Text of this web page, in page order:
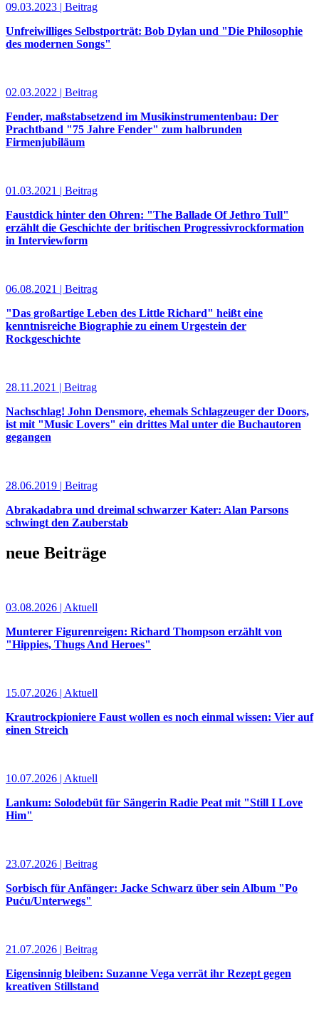
09.03.2023 | Beitrag
Unfreiwilliges Selbstporträt: Bob Dylan und "Die Philosophie
des modernen Songs"
02.03.2022 | Beitrag
Fender, maßstabsetzend im Musikinstrumentenbau: Der
Prachtband "75 Jahre Fender" zum halbrunden
Firmenjubiläum
01.03.2021 | Beitrag
Faustdick hinter den Ohren: "The Ballade Of Jethro Tull"
erzählt die Geschichte der britischen Progressivrockformation
in Interviewform
06.08.2021 | Beitrag
"Das großartige Leben des Little Richard" heißt eine
kenntnisreiche Biographie zu einem Urgestein der
Rockgeschichte
28.11.2021 | Beitrag
Nachschlag! John Densmore, ehemals Schlagzeuger der Doors,
ist mit "Music Lovers" ein drittes Mal unter die Buchautoren
gegangen
28.06.2019 | Beitrag
Abrakadabra und dreimal schwarzer Kater: Alan Parsons
schwingt den Zauberstab
neue Beiträge
03.08.2026 | Aktuell
Munterer Figurenreigen: Richard Thompson erzählt von
"Hippies, Thugs And Heroes"
15.07.2026 | Aktuell
Krautrockpioniere Faust wollen es noch einmal wissen: Vier auf
einen Streich
10.07.2026 | Aktuell
Lankum: Solodebüt für Sängerin Radie Peat mit "Still I Love
Him"
23.07.2026 | Beitrag
Sorbisch für Anfänger: Jacke Schwarz über sein Album "Po
Puću/Unterwegs"
21.07.2026 | Beitrag
Eigensinnig bleiben: Suzanne Vega verrät ihr Rezept gegen
kreativen Stillstand